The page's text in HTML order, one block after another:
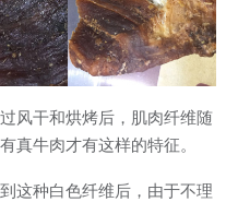
风干和烘烤后，肌肉纤维随
真牛肉才有这样的特征。
这种白色纤维后，由于不理